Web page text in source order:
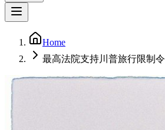
Home
最高法院支持川普旅行限制令